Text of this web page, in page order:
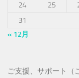
24
25
31
« 12月
ご支援、サポート（